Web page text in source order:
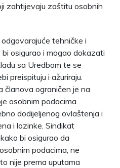
zahtijevaju zaštitu osobnih
tehničke i
osigurao i mogao dokazati
sa Uredbom te se
preispituju i ažuriraju.
članova ograničen je na
osobnim podacima
dodijeljenog ovlaštenja i
i lozinke. Sindikat
bi osigurao da
podacima, ne
nije prema uputama